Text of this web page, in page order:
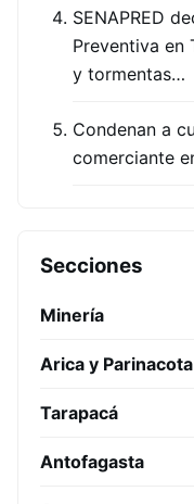
SENAPRED
Preventiva en
y tormentas…
Condenan a
comerciante
Secciones
Minería
Arica y Parinacota
Tarapacá
Antofagasta